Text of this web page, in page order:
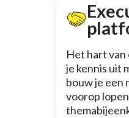
Talent
De
Subsidies en
Het hart van
je kennis uit
bouw je een
voorop